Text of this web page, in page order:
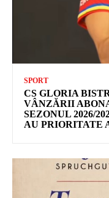
SPORT
CS GLORIA
VÂNZĂRII
SEZONUL 2026/
AU PRIORITATE